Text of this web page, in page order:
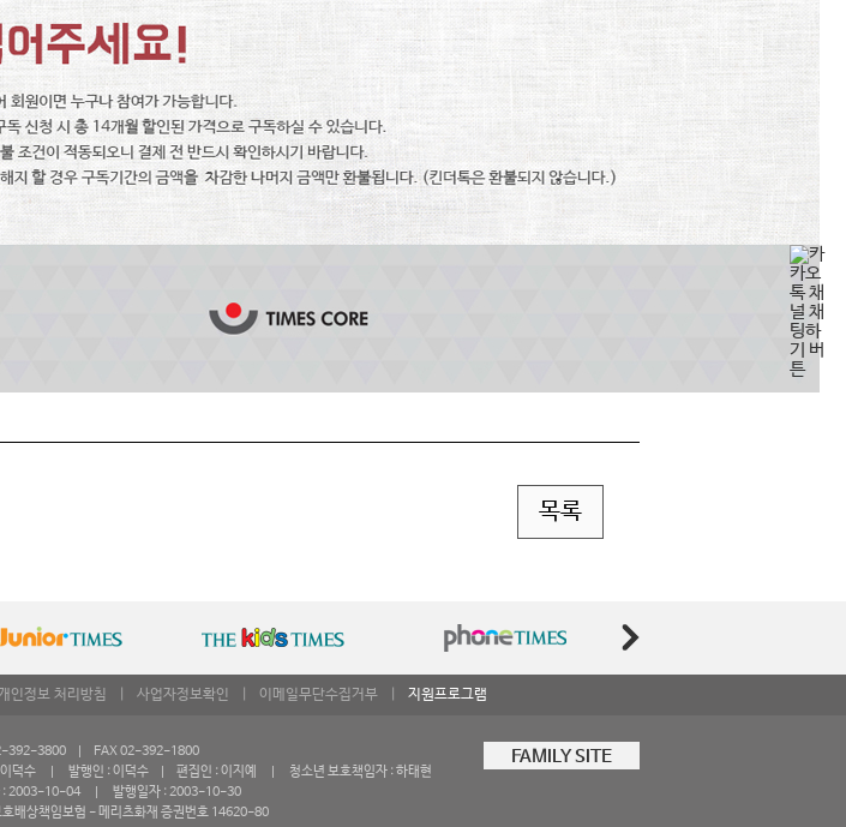
목록
개인정보 처리방침 사업자정보확인 이메일무단수집거부 지원프로그램
392-3800 | FAX 02-392-1800
덕수 | 발행인 : 이덕수 | 편집인 : 이지예 | 청소년 보호책임자 : 하태현
: 2003-10-04 | 발행일자 : 2003-10-30
상책임보험 - 메리츠화재 증권번호 14620-80
FAMILY SITE